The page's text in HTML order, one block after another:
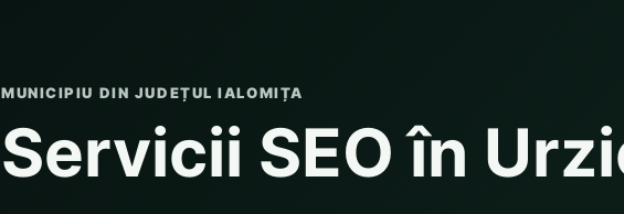
MUNICIPIU DIN JUDEȚUL IALOMIȚA
Servicii SEO în